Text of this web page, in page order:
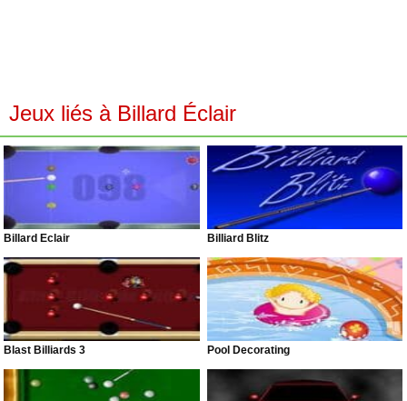
Jeux liés à Billard Éclair
Billard Éclair Billiard Blitz
Blast Billiards 3 Pool Decorating